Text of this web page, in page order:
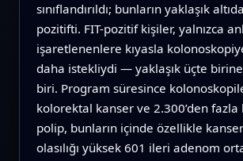
sınıflandırıldı; bunların yaklaşık
pozitifti. FIT-pozitif kişiler, yalnızca
işaretlenenlere kıyasla
daha istekliydi — yaklaşık üçte birine
biri. Program süresince
kolorektal kanser ve 2.300’den fazla
polip, bunların içinde özellikle
olasılığı yüksek 601 ileri adenom